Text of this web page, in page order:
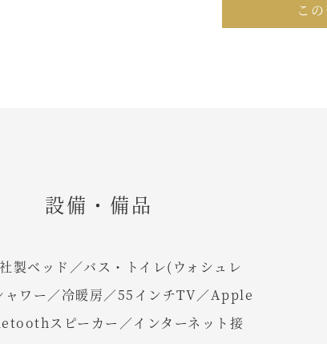
こ
設備・備品
製ベッド／バス・トイレ(ウォシュレ
ャワー／冷暖房／55インチTV／Apple
スピーカー／インターネット接